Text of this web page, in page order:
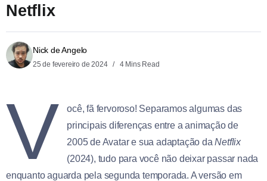
Netflix
Nick de Angelo
25 de fevereiro de 2024 4 Mins Read
V
ocê, fã fervoroso! Separamos algumas das
principais diferenças entre a animação de
2005 de Avatar e sua adaptação daNetflix
(2024), tudo para você não deixar passar nada
enquanto aguarda pela segunda temporada. A versão em